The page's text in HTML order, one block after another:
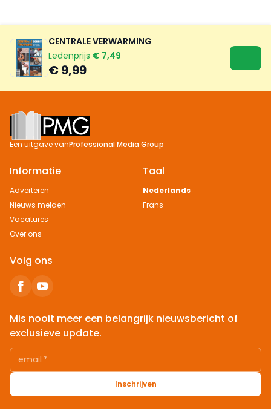
CENTRALE VERWARMING
Ledenprijs € 7,49
€ 9,99
Footer
Een uitgave vanProfessional Media Group
Informatie
Adverteren
Nieuws melden
Vacatures
Over ons
Taal
Nederlands
Frans
Volg ons
Mis nooit meer een belangrijk nieuwsbericht of
exclusieve update.
email *
Inschrijven